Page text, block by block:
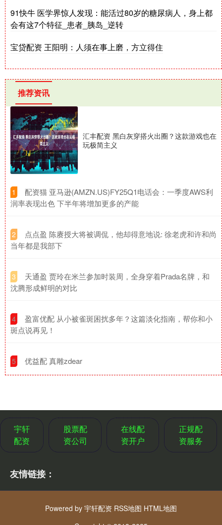
91快牛 医学界惊人发现：能活过80岁的糖尿病人，身上都
会有这7个特征_患者_胰岛_逆转
宝贷配资 王阳明：人须在事上磨，方立得住
推荐资讯
汇丰配资 黑白灰穿搭火出圈？这款游戏也在
玩极简主义
1
​配资猫 亚马逊(AMZN.US)FY25Q1电话会：一季度AWS利
润率表现出色 下半年将增加更多的产能
2
​点点盈 陈赓授大将被调侃，他却得意地说: 徐老虎和许和尚
当年都是我部下
3
​天通盈 贾玲在米兰参加时装周，全身穿着Prada名牌，和
沈腾形成鲜明的对比
4
​盈富优配 从小被雀斑困扰多年？这篇淡化指南，帮你和小
斑点说再见！
5 ​优益配 真雕zdear
宇轩
配资
股票配
资公司
在线配
资开户
正规配
资服务
友情链接：
Powered by 宇轩配资 RSS地图 HTML地图